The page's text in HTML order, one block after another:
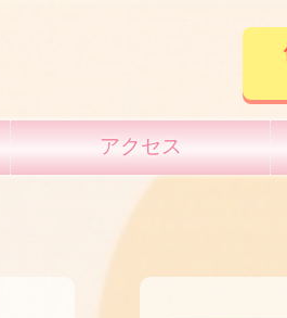
アクセス